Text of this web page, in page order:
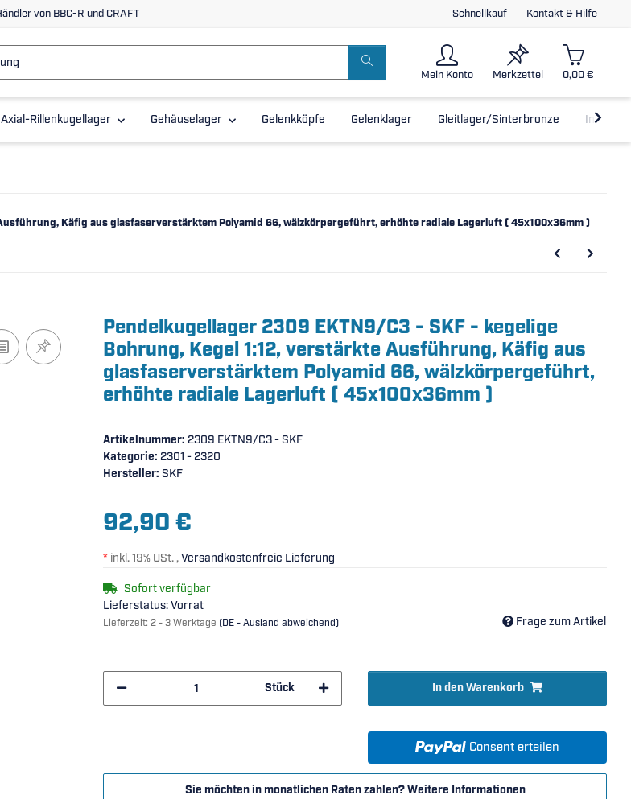
Schnellkauf Kontakt & Hilfe
von BBC-R und CRAFT
Mein Konto Merkzettel 0,00 €
Axial-Rillenkugellager Gehäuselager Gelenkköpfe Gelenklager Gleitlager/Sinterbronze Inline-
Käfig aus glasfaserverstärktem Polyamid 66, wälzkörpergeführt, erhöhte radiale Lagerluft ( 45x100x36mm )
Pendelkugellager 2309 EKTN9/C3 - SKF - kegelige
Bohrung, Kegel 1:12, verstärkte Ausführung, Käfig aus
glasfaserverstärktem Polyamid 66, wälzkörpergeführt,
erhöhte radiale Lagerluft ( 45x100x36mm )
Artikelnummer: 2309 EKTN9/C3 - SKF
Kategorie: 2301 - 2320
Hersteller: SKF
92,90 €
* inkl. 19% USt. ,Versandkostenfreie Lieferung
Sofort verfügbar
Lieferstatus: Vorrat
Lieferzeit: 2 - 3 Werktage (DE - Ausland abweichend) Frage zum Artikel
Stück In den Warenkorb
Consent erteilen
Sie möchten in monatlichen Raten zahlen?Weitere Informationen